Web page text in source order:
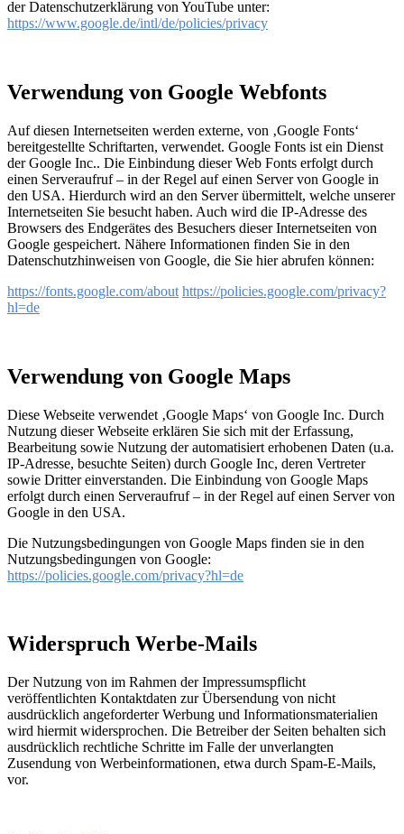
der Datenschutzerklärung von YouTube unter:
https://www.google.de/intl/de/policies/privacy
Verwendung von Google Webfonts
Auf diesen Internetseiten werden externe, von ‚Google Fonts‘
bereitgestellte Schriftarten, verwendet. Google Fonts ist ein Dienst
der Google Inc.. Die Einbindung dieser Web Fonts erfolgt durch
einen Serveraufruf – in der Regel auf einen Server von Google in
den USA. Hierdurch wird an den Server übermittelt, welche unserer
Internetseiten Sie besucht haben. Auch wird die IP-Adresse des
Browsers des Endgerätes des Besuchers dieser Internetseiten von
Google gespeichert. Nähere Informationen finden Sie in den
Datenschutzhinweisen von Google, die Sie hier abrufen können:
https://fonts.google.com/about https://policies.google.com/privacy?
hl=de
Verwendung von Google Maps
Diese Webseite verwendet ‚Google Maps‘ von Google Inc. Durch
Nutzung dieser Webseite erklären Sie sich mit der Erfassung,
Bearbeitung sowie Nutzung der automatisiert erhobenen Daten (u.a.
IP-Adresse, besuchte Seiten) durch Google Inc, deren Vertreter
sowie Dritter einverstanden. Die Einbindung von Google Maps
erfolgt durch einen Serveraufruf – in der Regel auf einen Server von
Google in den USA.
Die Nutzungsbedingungen von Google Maps finden sie in den
Nutzungsbedingungen von Google:
https://policies.google.com/privacy?hl=de
Widerspruch Werbe-Mails
Der Nutzung von im Rahmen der Impressumspflicht
veröffentlichten Kontaktdaten zur Übersendung von nicht
ausdrücklich angeforderter Werbung und Informationsmaterialien
wird hiermit widersprochen. Die Betreiber der Seiten behalten sich
ausdrücklich rechtliche Schritte im Falle der unverlangten
Zusendung von Werbeinformationen, etwa durch Spam-E-Mails,
vor.